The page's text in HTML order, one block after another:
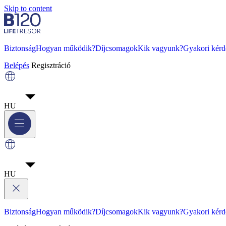
Skip to content
BiztonságHogyan működik?DíjcsomagokKik vagyunk?Gyakori
Belépés Regisztráció
HU
HU
BiztonságHogyan működik?DíjcsomagokKik vagyunk?Gyakori